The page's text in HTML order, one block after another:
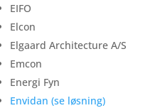
EIFO
Elcon
Elgaard Architecture A/S
Emcon
Energi Fyn
Envidan (se løsning)